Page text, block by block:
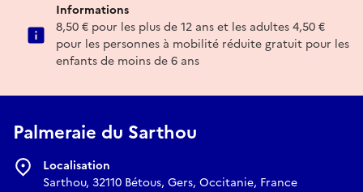
Informations
8,50 € pour les plus de 12 ans et les adultes 4,50 €
pour les personnes à mobilité réduite gratuit pour les
enfants de moins de 6 ans
Palmeraie du Sarthou
Localisation
Sarthou, 32110 Bétous, Gers, Occitanie, France